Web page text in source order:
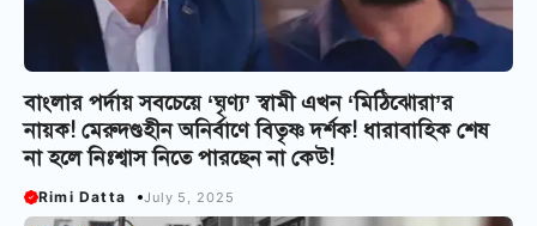
বাংলার পর্দায় সবচেয়ে ‘ঘৃণ্য’ স্বামী এখন ‘মিঠিঝোরা’র
নায়ক! মেরুদণ্ডহীন অনির্বাণে বিতৃষ্ণ দর্শক! ধারাবাহিক শেষ
না হলে নিঃশ্বাস নিতে পারছেন না কেউ!
Rimi Datta July 5, 2025